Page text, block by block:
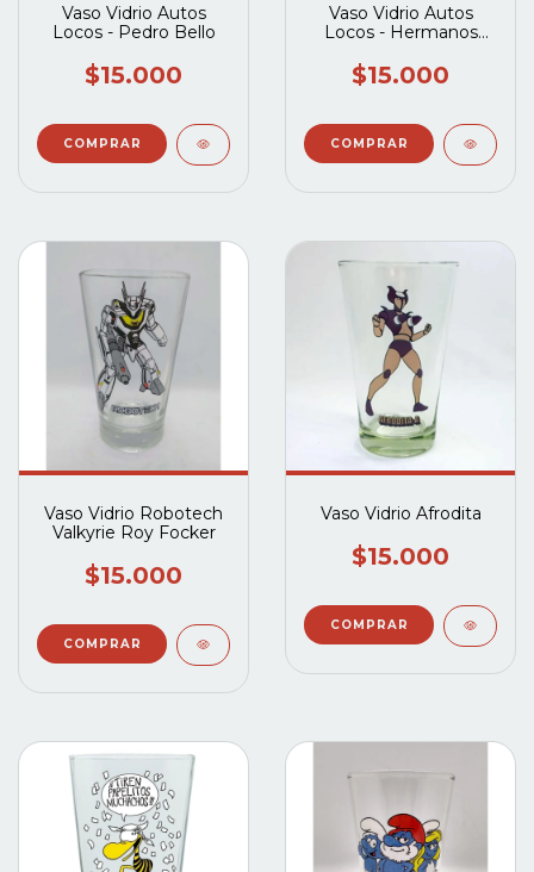
Vaso Vidrio Autos
Locos - Pedro Bello
$15.000
Vaso Vidrio Autos
Locos - Hermanos
$15.000
Vaso Vidrio Robotech
Valkyrie Roy Focker
$15.000
Vaso Vidrio Afrodita
$15.000